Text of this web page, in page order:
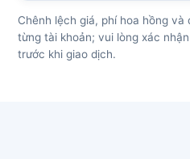
Chênh lệch giá, phí hoa hồng
từng tài khoản; vui lòng xác
trước khi giao dịch.